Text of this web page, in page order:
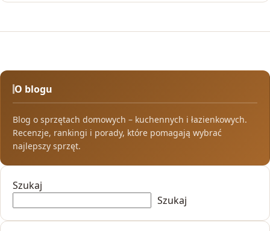
O blogu
Blog o sprzętach domowych – kuchennych i łazienkowych.
Recenzje, rankingi i porady, które pomagają wybrać
najlepszy sprzęt.
Szukaj
Szukaj